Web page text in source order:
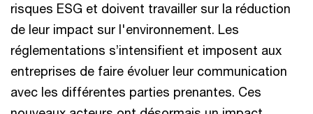
risques ESG et doivent travailler sur la réduction
de leur impact sur l'environnement. Les
réglementations s’intensifient et imposent aux
entreprises de faire évoluer leur communication
avec les différentes parties prenantes. Ces